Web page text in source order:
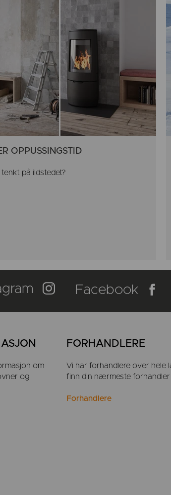
OPPUSSINGSTID
tenkt på ildstedet?
Facebook
om
og
FORHANDLERE
Vi har forhandlere over hele
finn din nærmeste forhandler
Forhandlere